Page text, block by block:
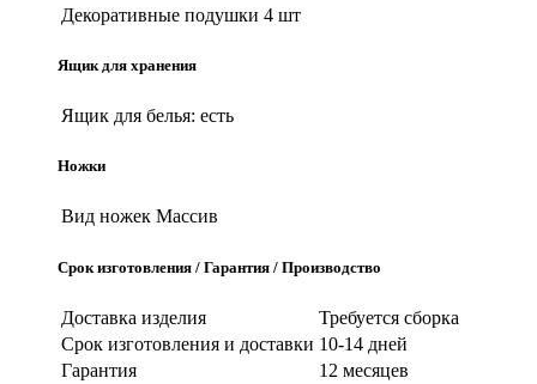
Декоративные подушки 4 шт
Ящик для хранения
Ящик для белья: есть
Ножки
Вид ножек Массив
Срок изготовления / Гарантия / Производство
Доставка изделия
Требуется сборка
Срок изготовления и доставки 10-14 дней
Гарантия
12 месяцев